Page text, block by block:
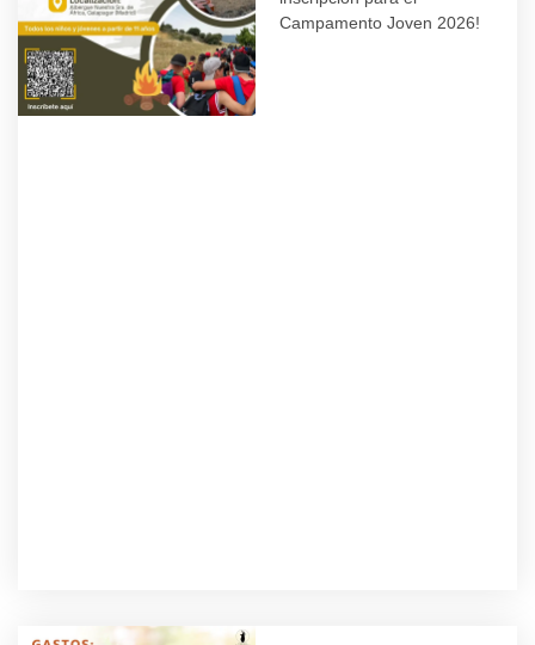
Campamento Joven 2026!